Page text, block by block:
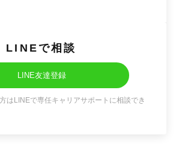
LINEで相談
LINE友達登録
はLINEで専任キャリアサポートに相談でき